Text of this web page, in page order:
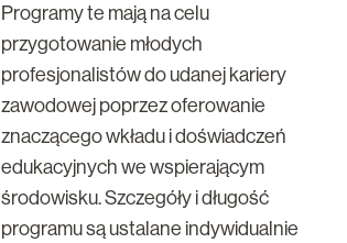
Programy te mają na celu
przygotowanie młodych
profesjonalistów do udanej kariery
zawodowej poprzez oferowanie
znaczącego wkładu i doświadczeń
edukacyjnych we wspierającym
środowisku. Szczegóły i długość
programu są ustalane indywidualnie